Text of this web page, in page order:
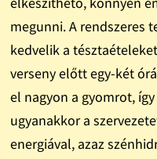
megunni. A rendszeres
kedvelik a
verseny előtt egy-két
el nagyon a gyomrot,
ugyanakkor a
energiával, azaz